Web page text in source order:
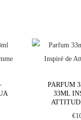
PARFUM
33ML
€